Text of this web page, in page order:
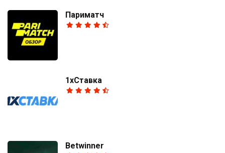
Париматч
1хСтавка
Betwinner